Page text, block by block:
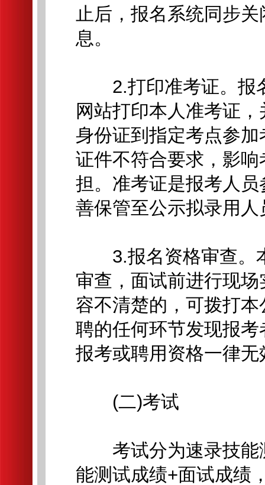
止后，报名系统同步
息。
2.打印准考证。报
网站打印本人准考证
身份证到指定考点参
证件不符合要求，影
担。准考证是报考人
善保管至公示拟录用人
3.报名资格审查。
审查，面试前进行现
容不清楚的，可拨打
聘的任何环节发现报
报考或聘用资格一律
(二)考试
考试分为速录技能
能测试成绩+面试成绩